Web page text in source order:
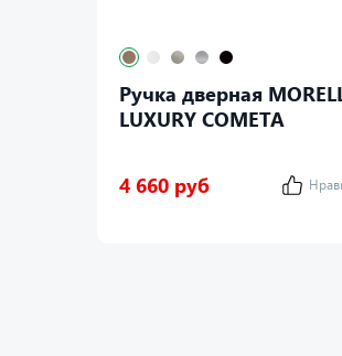
Ручка дверная
LUXURY COMETA
4 660 руб